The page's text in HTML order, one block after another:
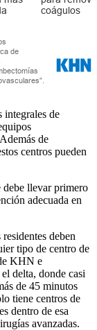
integrales de
de
centros pueden
debe llevar primero
adecuada en
deben
tipo de centro de
KHN e
delta, donde casi
de 45 minutos
tiene centros de
dentro de esa
avanzadas.